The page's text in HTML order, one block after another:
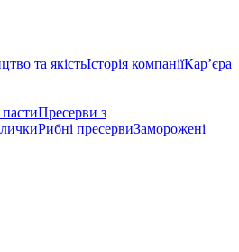
та якістьІсторія компаніїКар’єра
пастиПресерви з
Рибні пресервиЗаморожені